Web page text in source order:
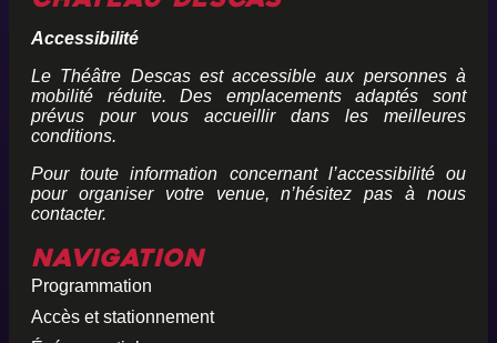
Accessibilité
Le Théâtre Descas est accessible aux personnes à
mobilité réduite. Des emplacements adaptés sont
prévus pour vous accueillir dans les meilleures
conditions.
Pour toute information concernant l’accessibilité ou
pour organiser votre venue, n’hésitez pas à nous
contacter.
Navigation
Programmation
Accès et stationnement